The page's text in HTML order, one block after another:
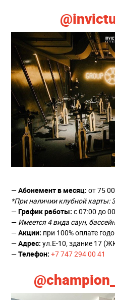
—Абонемент в месяц: от 75
*При наличии клубной карты:
—График работы: с 07:00 до
— Имеется 4 вида саун, бассейн
—Акции: при 100% оплате
—Адрес: ул.Е-10, здание 17
—Телефон: +7 747 294 00 41